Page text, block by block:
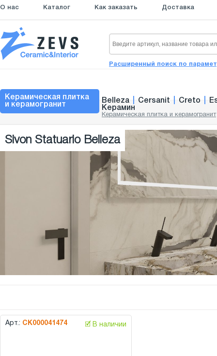
О нас Каталог Как заказать Доставка
Расширенный поиск по
Керамическая плитка
и керамогранит
Belleza Cersanit Creto
Керамин
Керамическая плитка и керамогранит
Sivon Statuario Belleza
Арт.: СК000041474 🗹 В наличии